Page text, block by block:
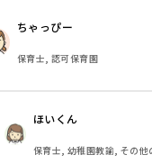
ないで様子見てると直前
なかったり
職員に聞いてる様子もな
何考えてるんだかさっ
ど自分に聞きづらいの
か、もうよくわからない
ちゃっぴー
保育士, 認可保育園
ほいくん
保育士, 幼稚園教諭, その他